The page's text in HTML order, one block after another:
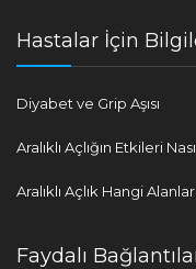
Hastalar İçin
Diyabet ve Grip Aşısı
Aralıklı Açlığın Etkileri
Aralıklı Açlık Hangi
Faydalı